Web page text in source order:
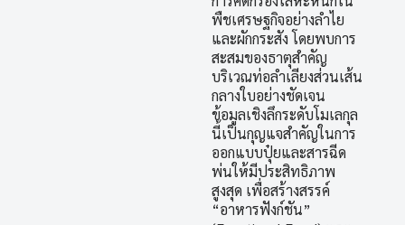
พืชเศรษฐกิจอย่างลำไย
และผักกระสัง โดยพบการ
สะสมของธาตุสำคัญ
บริเวณท่อลำเลียงส่วนเส้น
กลางใบอย่างชัดเจน
ข้อมูลเชิงลึกระดับโมเลกุล
นี้เป็นกุญแจสำคัญในการ
ออกแบบปุ๋ยและสารฉีด
พ่นให้มีประสิทธิภาพ
สูงสุด เพื่อสร้างสรรค์
“อาหารฟังก์ชัน”